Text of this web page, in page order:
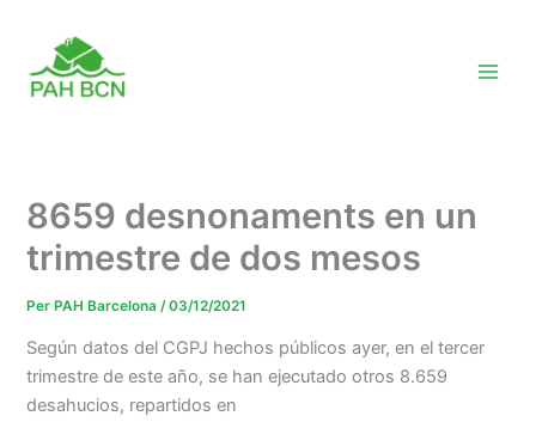
contingut
8659 desnonaments en un
trimestre de dos mesos
Per PAH Barcelona/03/12/2021
Según datos del CGPJ hechos públicos ayer, en el tercer
trimestre de este año, se han ejecutado otros 8.659
desahucios, repartidos en